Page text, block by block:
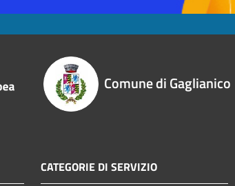
Comune di Gaglianico
CATEGORIE DI SERVIZIO